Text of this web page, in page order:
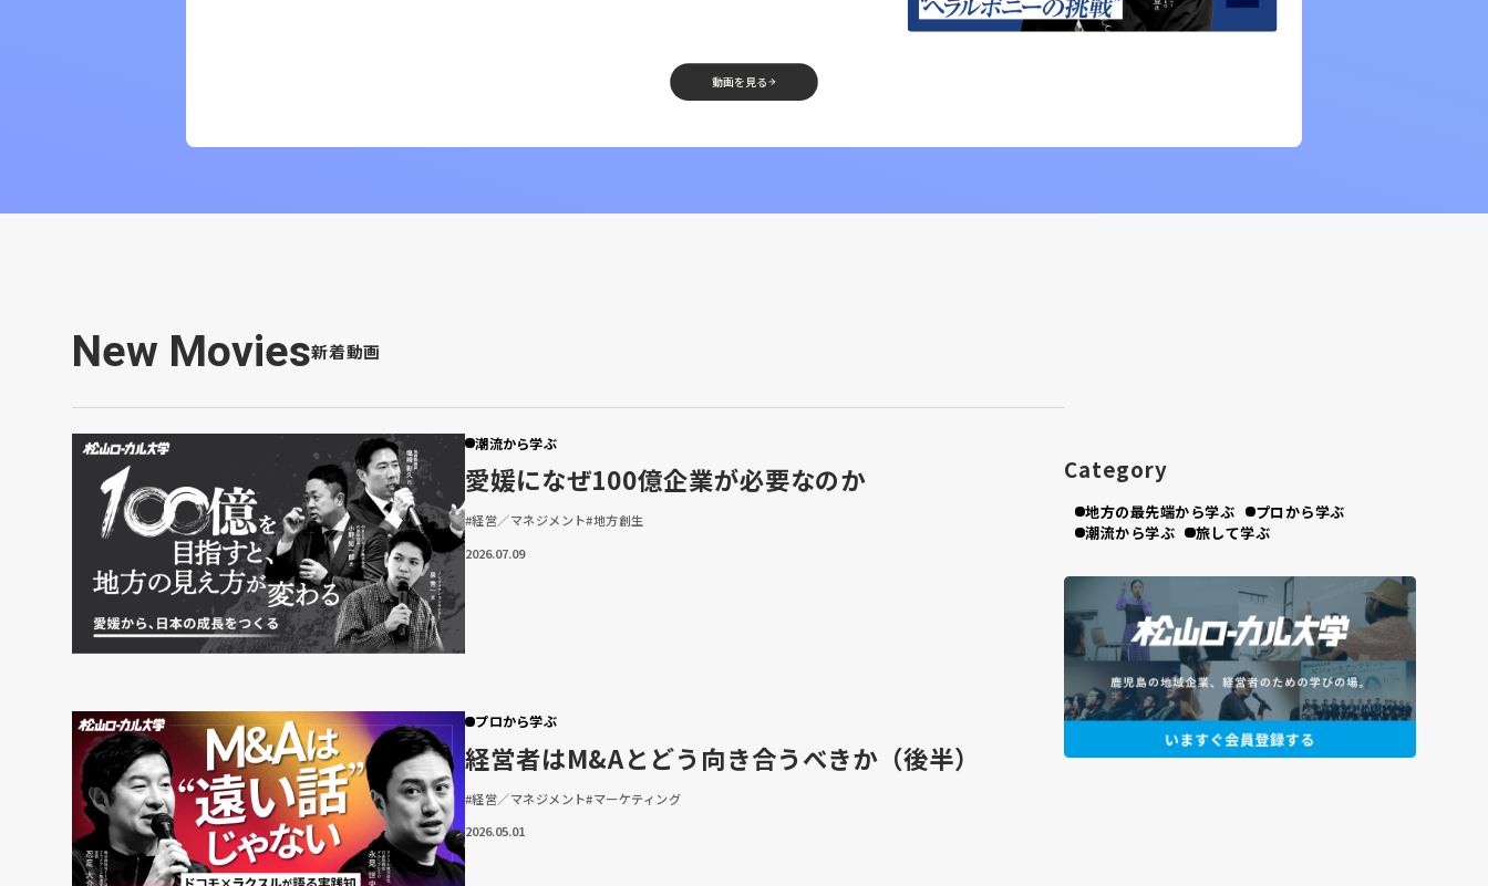
動画を見る
New Movies新着動画
潮流から学ぶ
愛媛になぜ100億企業が必要なのか
#経営／マネジメント#地方創生
2026.07.09
プロから学ぶ
経営者はM&Aとどう向き合うべきか（後半）
#経営／マネジメント#マーケティング
2026.05.01
Category
地方の最先端から学ぶ
プロから学ぶ
潮流から学ぶ
旅して学ぶ